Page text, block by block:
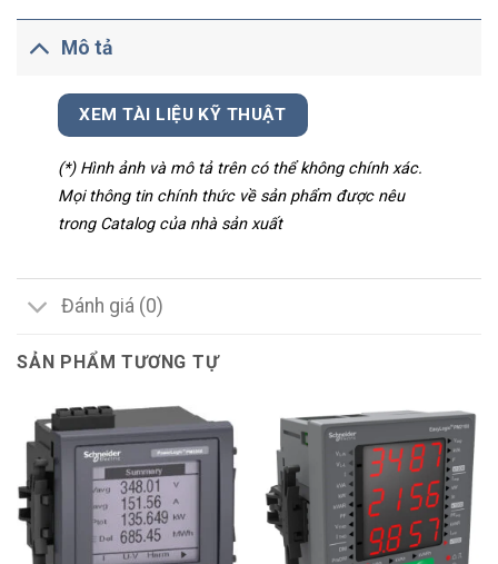
Mô tả
XEM TÀI LIỆU KỸ THUẬT
(*) Hình ảnh và mô tả trên có thể không chính xác.
Mọi thông tin chính thức về sản phẩm được nêu
trong Catalog của nhà sản xuất
Đánh giá (0)
SẢN PHẨM TƯƠNG TỰ